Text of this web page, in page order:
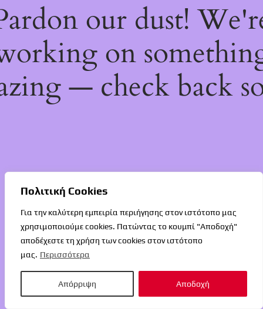
Πολιτική Cookies
Για την καλύτερη εμπειρία περιήγησης στον ιστότοπο μας
χρησιμοποιούμε cookies. Πατώντας το κουμπί "Αποδοχή"
αποδέχεστε τη χρήση των cookies στον ιστότοπο
μας. Περισσότερα
Απόρριψη Αποδοχή
our dust!
on
— check back